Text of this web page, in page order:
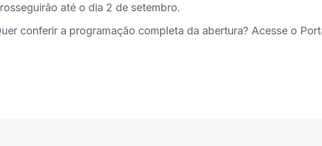
até o dia 2 de setembro.
conferir a programação completa da abertura? Acesse o